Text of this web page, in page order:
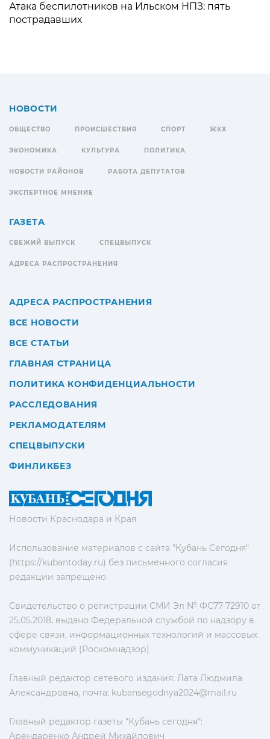
Атака беспилотников на Ильском НПЗ: пять
пострадавших
Новости Краснодара и Края
Использование материалов с сайта "Кубань Сегодня"
(https://kubantoday.ru) без письменного согласия
редакции запрещено
Свидетельство о регистрации СМИ Эл № ФС77-72910 от
25.05.2018, выдано Федеральной службой по надзору в
сфере связи, информационных технологий и массовых
коммуникаций (Роскомнадзор)
Главный редактор сетевого издания: Лата Людмила
Александровна, почта: kubansegodnya2024@mail.ru
Главный редактор газеты "Кубань сегодня":
Арендаренко Андрей Михайлович
НОВОСТИ
ОБЩЕСТВО ПРОИСШЕСТВИЯ СПОРТ ЖКХ
ЭКОНОМИКА КУЛЬТУРА ПОЛИТИКА
НОВОСТИ РАЙОНОВ РАБОТА ДЕПУТАТОВ
ЭКСПЕРТНОЕ МНЕНИЕ
ГАЗЕТА
СВЕЖИЙ ВЫПУСК СПЕЦВЫПУСК
АДРЕСА РАСПРОСТРАНЕНИЯ
АДРЕСА РАСПРОСТРАНЕНИЯ
ВСЕ НОВОСТИ
ВСЕ СТАТЬИ
ГЛАВНАЯ СТРАНИЦА
ПОЛИТИКА КОНФИДЕНЦИАЛЬНОСТИ
РАССЛЕДОВАНИЯ
РЕКЛАМОДАТЕЛЯМ
СПЕЦВЫПУСКИ
ФИНЛИКБЕЗ